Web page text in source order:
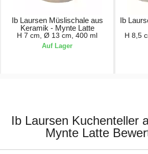
Ib Laursen Müslischale aus
Keramik - Mynte Latte
H 7 cm, Ø 13 cm, 400 ml
Auf Lager
Ib
H 8,5
Ib Laursen Kuchenteller
Mynte Latte